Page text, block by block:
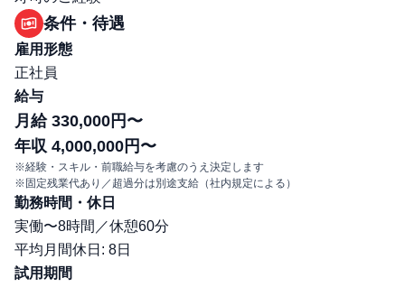
条件・待遇
雇用形態
正社員
給与
月給 330,000円〜
年収 4,000,000円〜
※経験・スキル・前職給与を考慮のうえ決定します
※固定残業代あり／超過分は別途支給（社内規定による）
勤務時間・休日
実働〜8時間／休憩60分
平均月間休日: 8日
試用期間